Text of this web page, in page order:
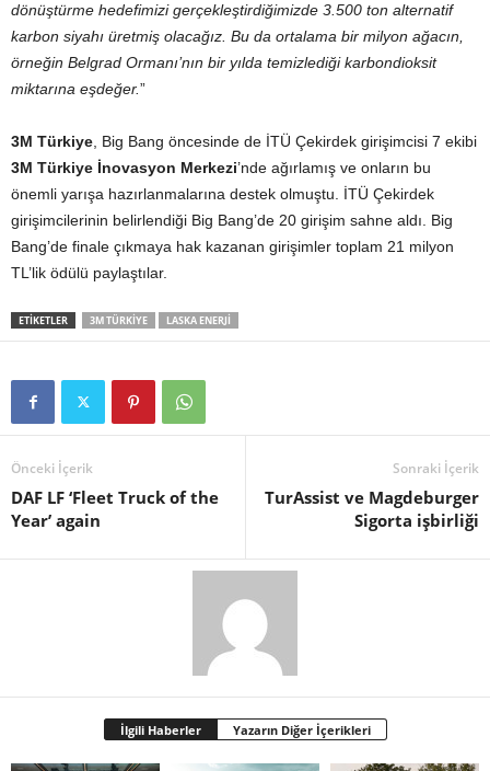
dönüştürme hedefimizi gerçekleştirdiğimizde 3.500 ton alternatif
karbon siyahı üretmiş olacağız. Bu da ortalama bir milyon ağacın,
örneğin Belgrad Ormanı’nın bir yılda temizlediği karbondioksit
miktarına eşdeğer.”
3M Türkiye , Big Bang öncesinde de İTÜ Çekirdek girişimcisi 7 ekibi
3M Türkiye İnovasyon Merkezi’nde ağırlamış ve onların bu
önemli yarışa hazırlanmalarına destek olmuştu. İTÜ Çekirdek
girişimcilerinin belirlendiği Big Bang’de 20 girişim sahne aldı. Big
Bang’de finale çıkmaya hak kazanan girişimler toplam 21 milyon
TL’lik ödülü paylaştılar.
ETIKETLER 3M TÜRKIYE LASKA ENERJI
Önceki İçerik
DAF LF ‘Fleet Truck of the
Year’ again
Sonraki İçerik
TurAssist ve Magdeburger
Sigorta işbirliği
İlgili Haberler Yazarın Diğer İçerikleri